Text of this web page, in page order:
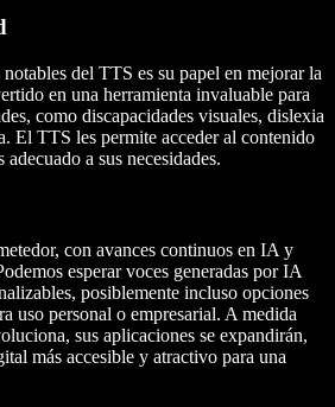
del TTS es su papel en mejorar la
en una herramienta invaluable para
como discapacidades visuales, dislexia
El TTS les permite acceder al contenido
a sus necesidades.
con avances continuos en IA y
esperar voces generadas por IA
posiblemente incluso opciones
uso personal o empresarial. A medida
sus aplicaciones se expandirán,
más accesible y atractivo para una